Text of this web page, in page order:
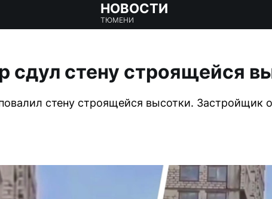
НОВОСТИ
ТЮМЕНИ
сдул стену строящейся
стену строящейся высотки. Застройщик